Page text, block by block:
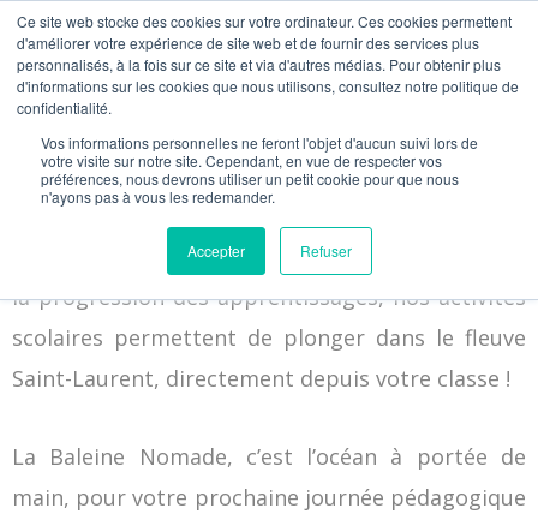
Ce site web stocke des cookies sur votre ordinateur. Ces cookies permettent
d'améliorer votre expérience de site web et de fournir des services plus
personnalisés, à la fois sur ce site et via d'autres médias. Pour obtenir plus
d'informations sur les cookies que nous utilisons, consultez notre politique de
confidentialité.
Vos informations personnelles ne feront l'objet d'aucun suivi lors de
votre visite sur notre site. Cependant, en vue de respecter vos
préférences, nous devrons utiliser un petit cookie pour que nous
n'ayons pas à vous les redemander.
Accepter Refuser
La Baleine Nomadepropose des animations et
outils pédagogiques pour apporter les baleines
et les requins dans votre école. Étant basées sur
la progression des apprentissages, nos activités
scolaires permettent de plonger dans le fleuve
Saint-Laurent, directement depuis votre classe !
La Baleine Nomade, c’est l’océan à portée de
main, pour votre prochaine journée pédagogique